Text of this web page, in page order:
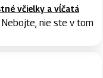
včielky a vĺčatá
nie ste v tom